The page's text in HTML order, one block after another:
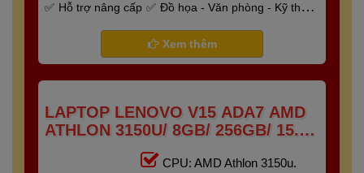
Hỗ trợ nâng cấp
Đồ họa - Văn phòng - Kỹ thuật
Bảo hành 6 tháng
Xem thêm
LAPTOP LENOVO V15 ADA7 AMD
ATHLON 3150U/ 8GB/ 256GB/ 15.6"
CPU: AMD Athlon 3150u.